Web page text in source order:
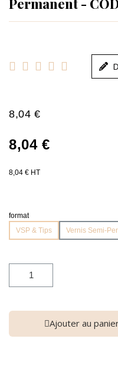
Permanent -
    
8,04 €
8,04 €
8,04 € HT
format
VSP & Tips
Vernis Semi-
Ajouter au